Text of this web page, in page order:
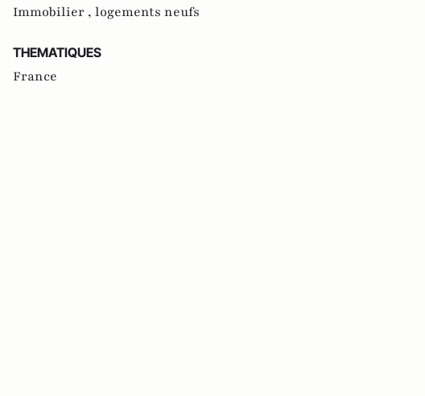
Immobilier , logements neufs
THEMATIQUES
France